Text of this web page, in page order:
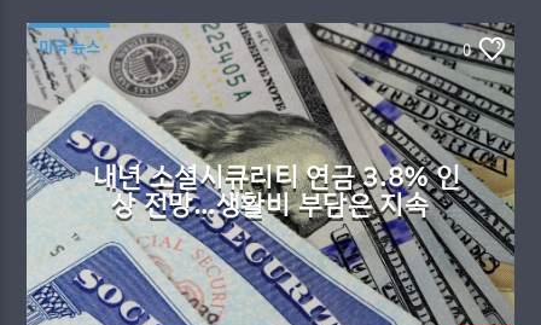
미국 뉴스 0
내년 소셜시큐리티 연금 3.8% 인
상 전망…생활비 부담은 지속